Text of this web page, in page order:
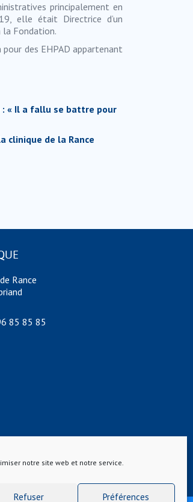
notre site web et notre service.
Refuser Préférences
principalement en
elle était Directrice d’un
la Fondation.
des EHPAD appartenant
: « Il a fallu se battre pour
clinique de la Rance
Rance
85 85 85